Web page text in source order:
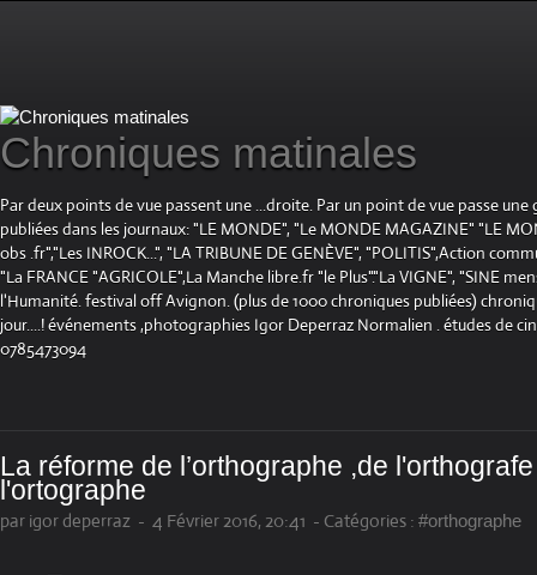
Chroniques matinales
Par deux points de vue passent une ...droite. Par un point de vue passe
publiées dans les journaux: "LE MONDE", "Le MONDE MAGAZINE" "LE
obs .fr","Les INROCK...", "LA TRIBUNE DE GENÈVE", "POLITIS",Action
"La FRANCE "AGRICOLE",La Manche libre.fr "le Plus"."La VIGNE", "SINE
l'Humanité. festival off Avignon. (plus de 1000 chroniques publiées)
jour....! événements ,photographies Igor Deperraz Normalien . études de
0785473094
La réforme de l’orthographe ,de
l'ortographe
par igor deperraz - 4 Février 2016, 20:41 - Catégories : #orthographe